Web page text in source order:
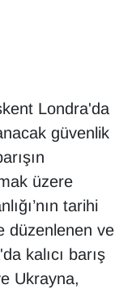
Londra'da
güvenlik
üzere
tarihi
düzenlenen ve
kalıcı barış
Ukrayna,